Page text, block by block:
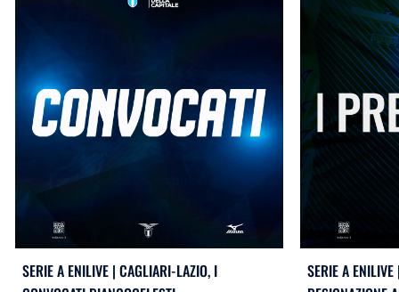
SERIE A ENILIVE | CAGLIARI-LAZIO, I
SERIE A